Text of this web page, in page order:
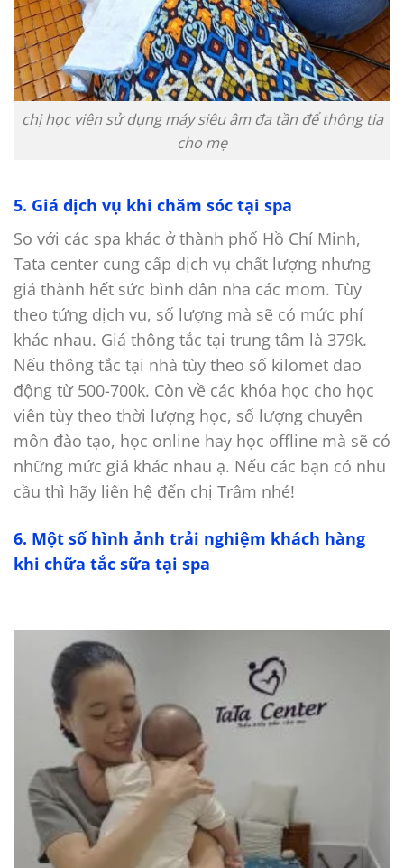
chị học viên sử dụng máy siêu âm đa tần để thông tia
cho mẹ
5. Giá dịch vụ khi chăm sóc tại spa
So với các spa khác ở thành phố Hồ Chí Minh,
Tata center cung cấp dịch vụ chất lượng nhưng
giá thành hết sức bình dân nha các mom. Tùy
theo tứng dịch vụ, số lượng mà sẽ có mức phí
khác nhau. Giá thông tắc tại trung tâm là 379k.
Nếu thông tắc tại nhà tùy theo số kilomet dao
động từ 500-700k. Còn về các khóa học cho học
viên tùy theo thời lượng học, số lượng chuyên
môn đào tạo, học online hay học offline mà sẽ có
những mức giá khác nhau ạ. Nếu các bạn có nhu
cầu thì hãy liên hệ đến chị Trâm nhé!
6. Một số hình ảnh trải nghiệm khách hàng
khi chữa tắc sữa tại spa